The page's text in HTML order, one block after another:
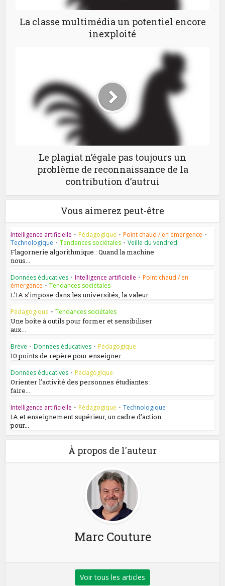
La classe multimédia un potentiel encore
inexploité
Le plagiat n’égale pas toujours un
problème de reconnaissance de la
contribution d’autrui
Vous aimerez peut-être
Intelligence artificielle • Pédagogique • Point chaud / en émergence •
Technologique • Tendances sociétales • Veille du vendredi
Flagornerie algorithmique : Quand la machine
nous...
Données éducatives • Intelligence artificielle • Point chaud / en
émergence • Tendances sociétales
L’IA s’impose dans les universités, la valeur...
Pédagogique • Tendances sociétales
Une boîte à outils pour former et sensibiliser
aux...
Brève • Données éducatives • Pédagogique
10 points de repère pour enseigner
Données éducatives • Pédagogique
Orienter l’activité des personnes étudiantes :
faire...
Intelligence artificielle • Pédagogique • Technologique
IA et enseignement supérieur, un cadre d’action
pour...
À propos de l'auteur
Marc Couture
Voir tous les articles